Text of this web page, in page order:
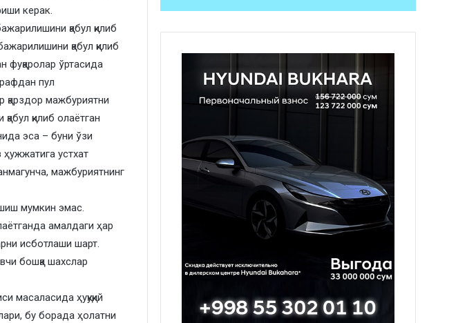
керак.
қабул қилиб
қабул қилиб
фуқаролар ўртасида
пул
қарздор мажбуриятни
қилиб олаётган
эса – буни ўзи
ҳужжатига устхат
мажбуриятнинг
мумкин эмас.
амалдаги ҳар
исботлаши шарт.
бошқа шахслар
масаласида ҳуқуқий
бу борада ҳолатни